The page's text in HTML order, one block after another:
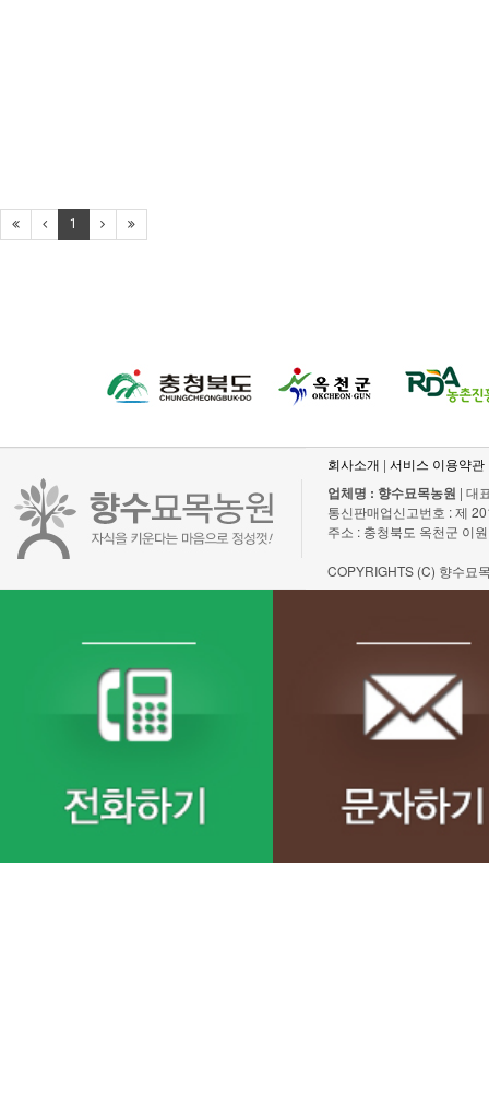
1
회사소개 | 서비스 이용약관
업체명 : 향수묘목농원 | 대
통신판매업신고번호 : 제
주소 : 충청북도 옥천군 이
COPYRIGHTS (C) 향수묘